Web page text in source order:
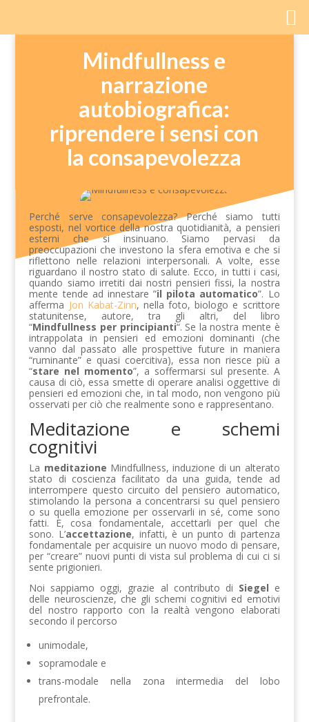
Mindfullness e
narrazione
autobiografica:
riprendere i sensi con
la consapevolezza
Perché serve consapevolezza? Perché siamo tutti
esposti, nel vortice della nostra quotidianità, a pensieri
esterni che si insinuano. Siamo pervasi da
preoccupazioni che investono la sfera emotiva e che si
riflettono nelle relazioni interpersonali. A volte, esse
riguardano il nostro stato di salute. Ecco, in tutti i casi,
quando siamo irretiti dai nostri pensieri fissi, la nostra
mente tende ad innestare ”il pilota automatico”. Lo
afferma Jon Kabat-Zinn, nella foto, biologo e scrittore
statunitense, autore, tra gli altri, del libro
“Mindfullness per principianti“. Se la nostra mente è
intrappolata in pensieri ed emozioni dominanti (che
vanno dal passato alle prospettive future in maniera
“ruminante” e quasi coercitiva), essa non riesce più a
“stare nel momento”, a soffermarsi sul presente. A
causa di ciò, essa smette di operare analisi oggettive di
pensieri ed emozioni che, in tal modo, non vengono più
osservati per ciò che realmente sono e rappresentano.
Meditazione e schemi
cognitivi
La meditazione Mindfullness, induzione di un alterato
stato di coscienza facilitato da una guida, tende ad
interrompere questo circuito del pensiero automatico,
stimolando la persona a concentrarsi su quel pensiero
o su quella emozione per osservarli in sé, come sono
fatti. E, cosa fondamentale, accettarli per quel che
sono. L’accettazione, infatti, è un punto di partenza
fondamentale per acquisire un nuovo modo di pensare,
per “creare” nuovi punti di vista sul problema di cui ci si
sente prigionieri.
Noi sappiamo oggi, grazie al contributo di Siegel e
delle neuroscienze, che gli schemi cognitivi ed emotivi
del nostro rapporto con la realtà vengono elaborati
secondo il percorso
unimodale,
sopramodale e
trans-modale nella zona intermedia del lobo
prefrontale.